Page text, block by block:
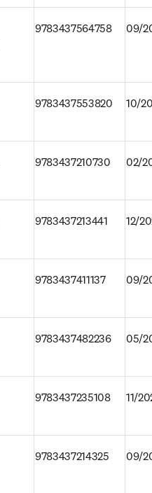
9783437564758 09/
9783437553820 10/
9783437210730 02/
9783437213441 12/
9783437411137 09/
9783437482236 05/
9783437235108 11/
9783437214325 09/